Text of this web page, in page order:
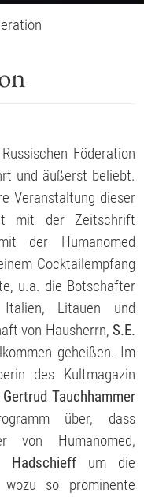
Föderation
und äußerst beliebt.
Veranstaltung dieser
mit der Zeitschrift
der Humanomed
Cocktailempfang
u.a. die Botschafter
Italien, Litauen und
von Hausherrn, S.E.
geheißen. Im
des Kultmagazin
Tauchhammer
über, dass
von Humanomed,
um die
wozu so prominente